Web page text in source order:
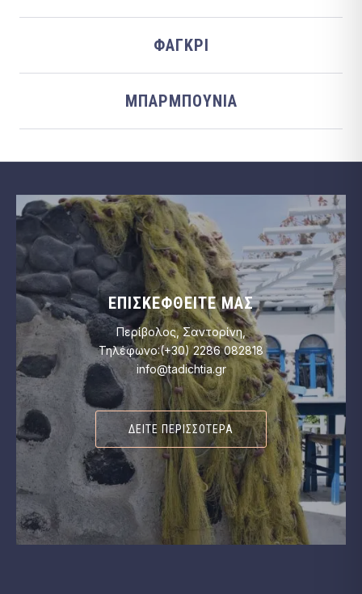
ΦΑΓΚΡΊ
ΜΠΑΡΜΠΟΎΝΙΑ
ΕΠΙΣΚΕΦΘΕΊΤΕ ΜΑΣ
Περίβολος, Σαντορίνη,
Τηλέφωνο:(+30) 2286 082818
info@tadichtia.gr
ΔΕΊΤΕ ΠΕΡΙΣΣΌΤΕΡΑ
PREVIOUS